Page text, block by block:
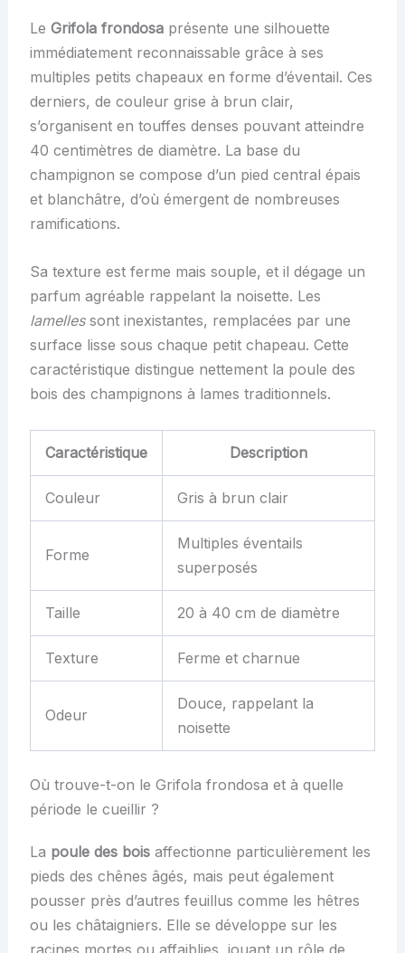
Le Grifola frondosaprésente une silhouette
immédiatement reconnaissable grâce à ses
multiples petits chapeaux en forme d’éventail. Ces
derniers, de couleur grise à brun clair,
s’organisent en touffes denses pouvant atteindre
40 centimètres de diamètre. La base du
champignon se compose d’un pied central épais
et blanchâtre, d’où émergent de nombreuses
ramifications.
Sa texture est ferme mais souple, et il dégage un
parfum agréable rappelant la noisette. Les
lamellessont inexistantes, remplacées par une
surface lisse sous chaque petit chapeau. Cette
caractéristique distingue nettement la poule des
bois des champignons à lames traditionnels.
Caractéristique Description
Couleur Gris à brun clair
Forme
Multiples éventails
superposés
Taille 20 à 40 cm de diamètre
Texture Ferme et charnue
Odeur
Douce, rappelant la
noisette
Où trouve-t-on le Grifola frondosa et à quelle
période le cueillir ?
La poule des boisaffectionne particulièrement les
pieds des chênes âgés, mais peut également
pousser près d’autres feuillus comme les hêtres
ou les châtaigniers. Elle se développe sur les
racines mortes ou affaiblies, jouant un rôle de